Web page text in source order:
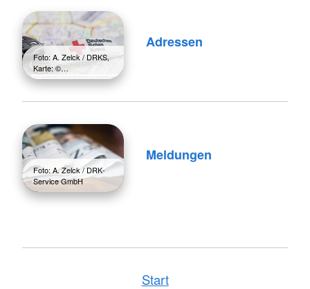
Foto: A. Zelck / DRKS,
Karte: ©…
Adressen
Foto: A. Zelck / DRK-
Service GmbH
Meldungen
Start